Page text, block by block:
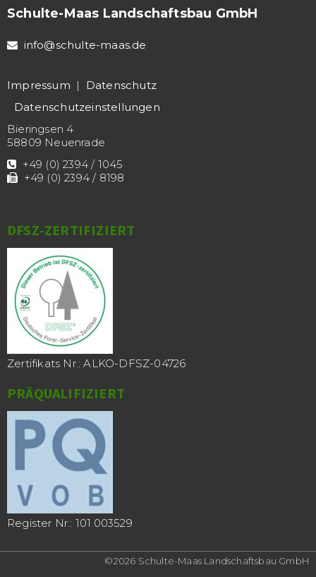
Schulte-Maas Landschaftsbau GmbH
info@schulte-maas.de
Impressum | Datenschutz
Datenschutz­einstellungen
Bieringsen 4
58809 Neuenrade
+49 (0) 2394 / 1045
+49 (0) 2394 / 8198
DFSZ-ZERTIFIZIERT
Zertifikats Nr.: ALKO-DFSZ-04726
PRÄQUALIFIZIERT
Register Nr.: 101.003529
©2026 Schulte-Maas Landschaftsbau GmbH